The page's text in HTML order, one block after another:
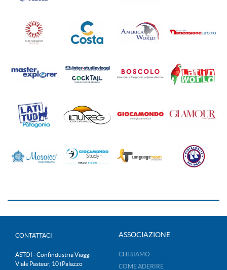
CONTATTACI
ASTOI - Confindustria Viaggi
Viale Pasteur, 10 (Palazzo
ASSOCIAZIONE
CHI SIAMO
COME ADERIRE